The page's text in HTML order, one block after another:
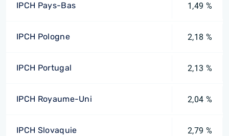
IPCH Pays-Bas 1,49 %
IPCH Pologne 2,18 %
IPCH Portugal 2,13 %
IPCH Royaume-Uni 2,04 %
IPCH Slovaquie 2,79 %